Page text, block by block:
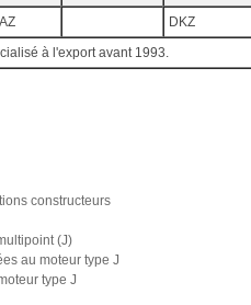
DKZ
à l'export avant 1993.
constructeurs
(J)
au moteur type J
type J